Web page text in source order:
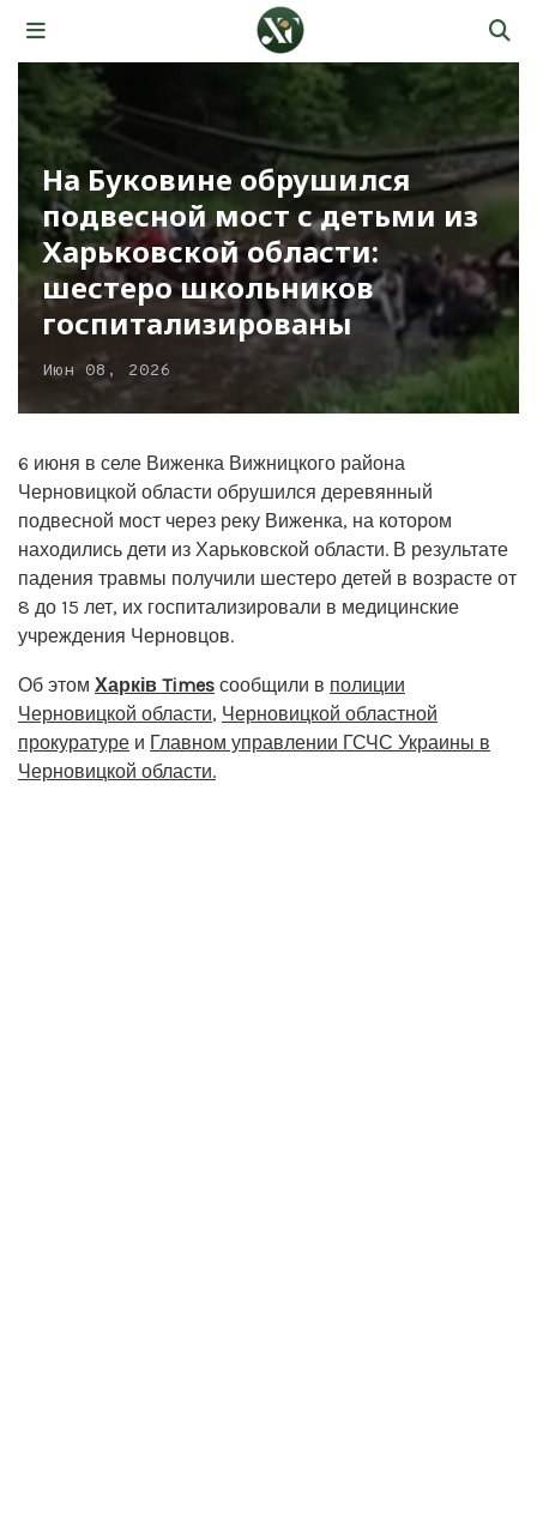
На Буковине обрушился
подвесной мост с детьми из
Харьковской области:
шестеро школьников
госпитализированы
Июн 08, 2026
6 июня в селе Виженка Вижницкого района
Черновицкой области обрушился деревянный
подвесной мост через реку Виженка, на котором
находились дети из Харьковской области. В результате
падения травмы получили шестеро детей в возрасте от
8 до 15 лет, их госпитализировали в медицинские
учреждения Черновцов.
Об этом Харків Times сообщили в полиции
Черновицкой области, Черновицкой областной
прокуратуре и Главном управлении ГСЧС Украины в
Черновицкой области.